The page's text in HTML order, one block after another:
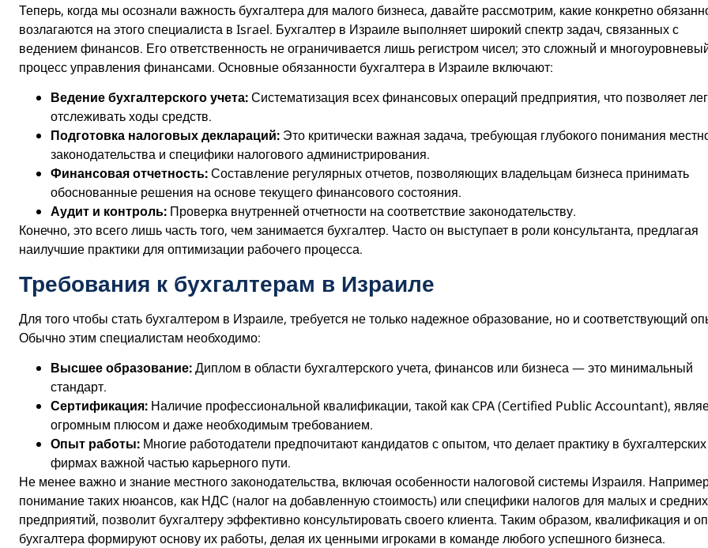
Теперь, когда мы осознали важность бухгалтера для малого бизнеса, давайте рассмотрим, какие конкретно
возлагаются на этого специалиста в Israel. Бухгалтер в Израиле выполняет широкий спектр задач, связанных с
ведением финансов. Его ответственность не ограничивается лишь регистром чисел; это сложный и
процесс управления финансами. Основные обязанности бухгалтера в Израиле включают:
Ведение бухгалтерского учета:Систематизация всех финансовых операций предприятия, что позволяет
отслеживать ходы средств.
Подготовка налоговых деклараций: Это критически важная задача, требующая глубокого понимания
законодательства и специфики налогового администрирования.
Финансовая отчетность:Составление регулярных отчетов, позволяющих владельцам бизнеса принимать
обоснованные решения на основе текущего финансового состояния.
Аудит и контроль: Проверка внутренней отчетности на соответствие законодательству.
Конечно, это всего лишь часть того, чем занимается бухгалтер. Часто он выступает в роли консультанта, предлагая
наилучшие практики для оптимизации рабочего процесса.
Требования к бухгалтерам в Израиле
Для того чтобы стать бухгалтером в Израиле, требуется не только надежное образование, но и соответствующий
Обычно этим специалистам необходимо:
Высшее образование:Диплом в области бухгалтерского учета, финансов или бизнеса — это минимальный
стандарт.
Сертификация: Наличие профессиональной квалификации, такой как CPA (Certified Public Accountant),
огромным плюсом и даже необходимым требованием.
Опыт работы: Многие работодатели предпочитают кандидатов с опытом, что делает практику в бухгалтерских
фирмах важной частью карьерного пути.
Не менее важно и знание местного законодательства, включая особенности налоговой системы Израиля.
понимание таких нюансов, как НДС (налог на добавленную стоимость) или специфики налогов для малых и средних
предприятий, позволит бухгалтеру эффективно консультировать своего клиента. Таким образом, квалификация и
бухгалтера формируют основу их работы, делая их ценными игроками в команде любого успешного бизнеса.